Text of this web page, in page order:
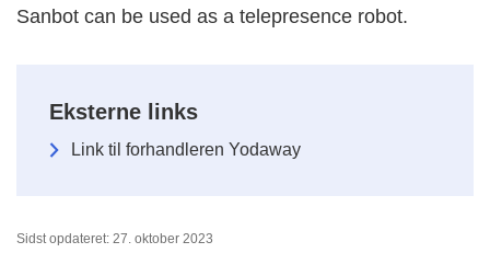
Sanbot can be used as a telepresence robot.
Eksterne links
Link til forhandleren Yodaway
Sidst opdateret: 27. oktober 2023